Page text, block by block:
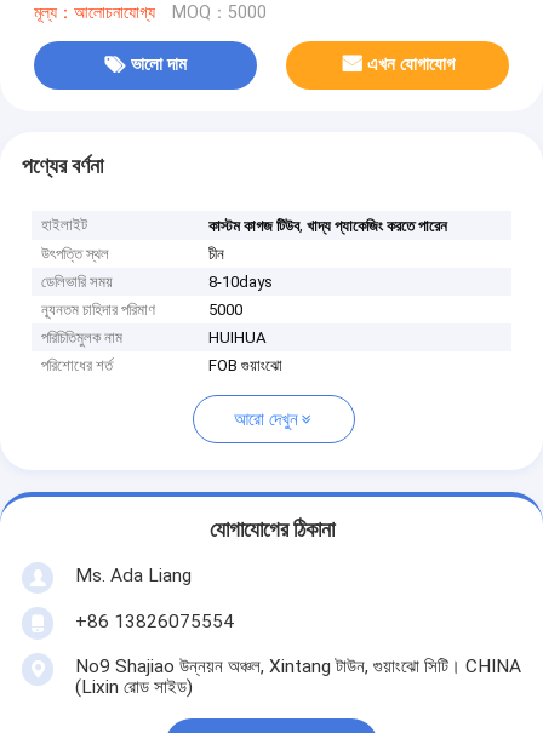
মূল্য：আলোচনাযোগ্য MOQ：5000
ভালো দাম এখন যোগাযোগ
পণ্যের বর্ণনা
হাইলাইট কাস্টম কাগজ টিউব,খাদ্য প্যাকেজিং করতে পারেন
উৎপত্তি স্থল
চীন
ডেলিভারি সময়
8-10days
ন্যূনতম চাহিদার পরিমাণ
5000
পরিচিতিমুলক নাম
HUIHUA
পরিশোধের শর্ত
FOB গুয়াংঝো
আরো দেখুন
যোগাযোগের ঠিকানা
Ms. Ada Liang
+86 13826075554
No9 Shajiao উন্নয়ন অঞ্চল, Xintang টাউন, গুয়াংঝো সিটি। CHINA
(Lixin রোড সাইড)